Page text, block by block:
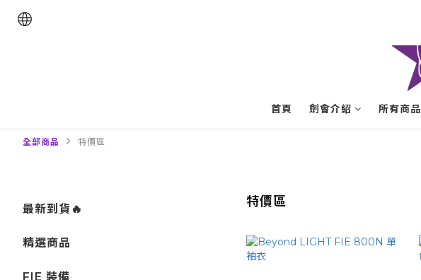
首頁 劍會介紹 所有商品
全部商品 特價區
最新到貨🔥
精選商品
FIE 裝備
特價區